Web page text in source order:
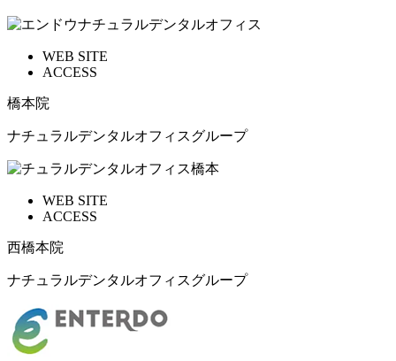
WEB SITE
ACCESS
橋本院
ナチュラルデンタルオフィスグループ
WEB SITE
ACCESS
西橋本院
ナチュラルデンタルオフィスグループ